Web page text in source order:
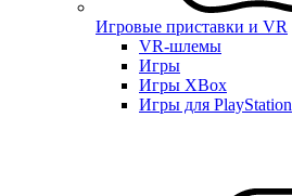
Игровые приставки и VR
VR-шлемы
Игры
Игры XBox
Игры для PlayStation